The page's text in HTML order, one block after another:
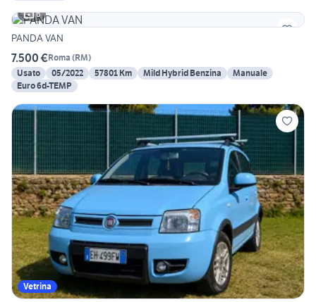
6
PANDA VAN
7.500 €Roma (RM)
Usato
05/2022 57801 Km Mild Hybrid Benzina
Manuale
Euro 6d-TEMP
Vetrina